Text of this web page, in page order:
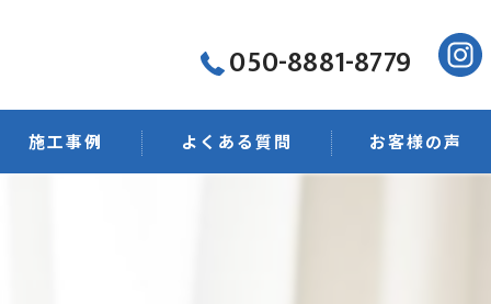
050-8881-8779
施工事例 よくある質問 お客様の声